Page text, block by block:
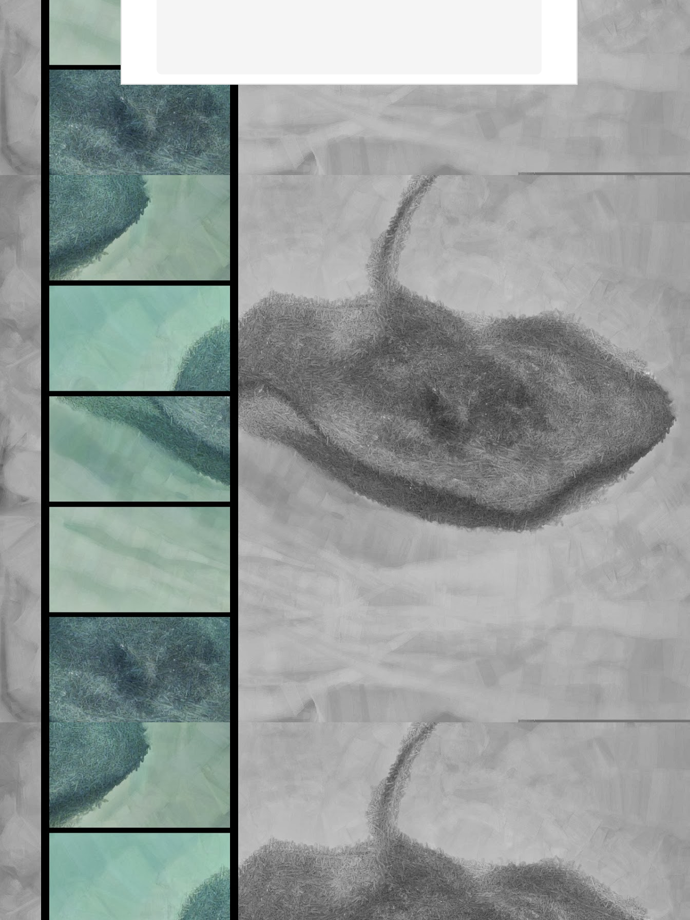
La otra tutoría de Javier
Añadir un comentario
Natural Science 5 - Unit 2 Vocabulary
La otra tutoría de Javier
OCT
23
Ejecución de las tareas de Natural Science en 5º
Buenas noches.
Me veo obligado a advertiros de que vuestros hijos están siendo muy inconsistentes con los deberes que les mando
en la asignatura de Natural Science. He hablado de este tema con la tutora y me dice que no es un problema que yo
sufra en exclusiva, así que supongo que ya habréis recibido advertencias de este tipo antes.
Sea como fuere, lo que a mí me preocupa es que en estas dos clases tengo a 20 y 18 alumnos que han dejado de
traer la tarea realizada al menos una vez. En ciertos casos, los días en los que han venido con sus deberes en blanco
ya ascienden a seis. ¡Seis! ¡Y estamos todavía en pleno octubre! No quiero ni imaginarme a cuánto llegará la cuenta
Pero vamos, que ni quiero ni estoy dispuesto a aceptar que esta situación se prolongue en el tiempo. Y quiero creer
Esta mañana les he tenido que advertir muy seriamente sobre las nefastas consecuencias que sobre la calificación
final tiene este tema. Y también les he advertido (otra vez) que la dificultad de esta segunda unidad es muy superior a
la de la primera. Mal momento, pues, para no traer los deberes hechos.
Os invito a revisar la libreta de vuestros hijos, donde deberían aparecer reflejados los días exactos en los que han
aparecido por clase con los deberes sin hacer. Me temo que alguno se va a sorprender. Y mucho.
Publicado23rd October 2018porLa otra tutoría de Javier